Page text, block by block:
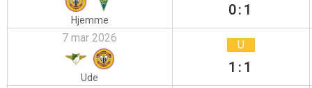
Hjemme
0:1
7 mar 2026
Ude
U
1:1